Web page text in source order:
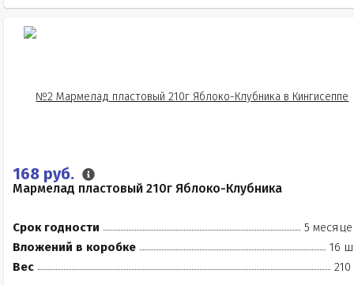
168 руб.
Мармелад пластовый 210г Яблоко-Клубника
Срок годности
5
Вложений в коробке
16
Вес
210